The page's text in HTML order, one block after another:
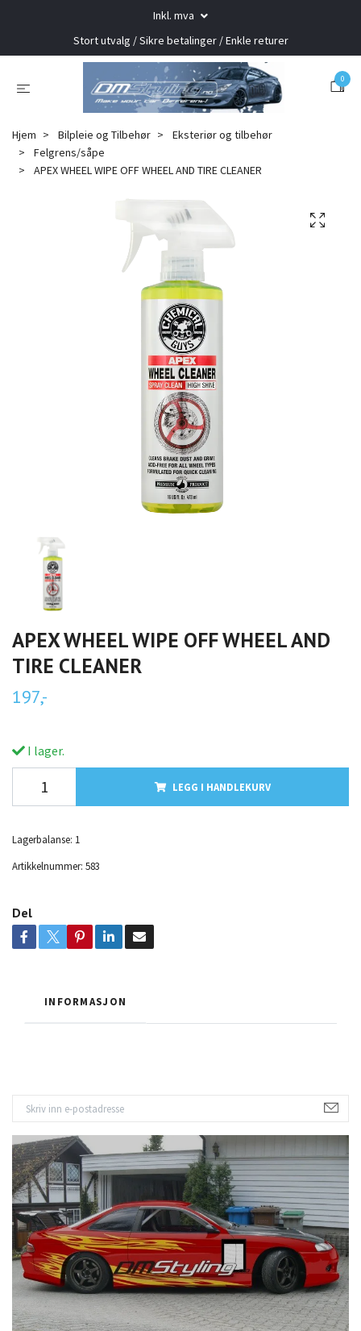
Inkl. mva
Stort utvalg / Sikre betalinger / Enkle returer
0
Hjem Bilpleie og Tilbehør
Eksteriør og tilbehør
Felgrens/såpe
APEX WHEEL WIPE OFF WHEEL AND TIRE CLEANER
APEX WHEEL WIPE OFF WHEEL AND
TIRE CLEANER
197,-
I lager.
LEGG I HANDLEKURV
Lagerbalanse: 1
Artikkelnummer: 583
Del
INFORMASJON